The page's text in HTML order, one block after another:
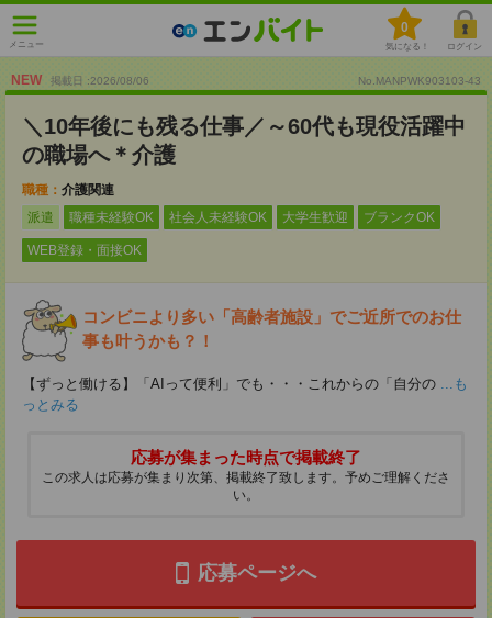
メニュー
0
気になる！ ログイン
NEW 掲載日 :2026/08/06 No.MANPWK903103-43
＼10年後にも残る仕事／～60代も現役活躍中
の職場へ＊介護
職種： 介護関連
派遣
職種未経験OK 社会人未経験OK 大学生歓迎 ブランクOK
WEB登録・面接OK
コンビニより多い「高齢者施設」でご近所でのお仕
事も叶うかも？！
【ずっと働ける】「AIって便利」でも・・・これからの「自分の ...も
っとみる
応募が集まった時点で掲載終了
この求人は応募が集まり次第、掲載終了致します。予めご理解くださ
い。
応募ページへ